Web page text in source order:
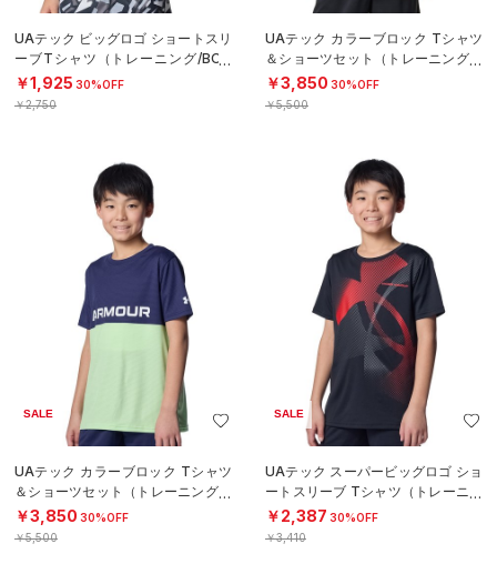
UAテック ビッグロゴ ショートスリ
ーブTシャツ（トレーニング/BOY
S）
￥1,925 30%OFF
￥2,750
UAテック カラーブロック Tシャツ
＆ショーツセット（トレーニング/B
OYS）
￥3,850 30%OFF
￥5,500
SALE
UAテック カラーブロック Tシャツ
＆ショーツセット（トレーニング/B
OYS）
￥3,850 30%OFF
￥5,500
SALE
UAテック スーパービッグロゴ ショ
ートスリーブ Tシャツ（トレーニン
グ/BOYS）
￥2,387 30%OFF
￥3,410